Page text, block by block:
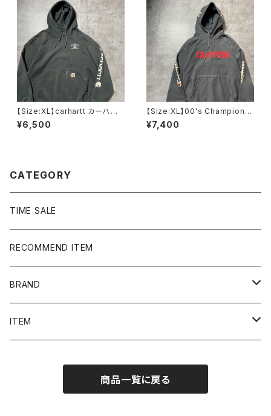
【Size:XL】carhartt カーハー
ト 刺繍企業ロゴ アームプリ
ント グッドダメージ ダークグ
¥6,500
【Size:XL】00's Champion
チャンピオン リバースウィー
ブ ワッペンロゴ アーム&フー
¥7,400
CATEGORY
TIME SALE
RECOMMEND ITEM
BRAND
NIKE
ITEM
商品一覧に戻る